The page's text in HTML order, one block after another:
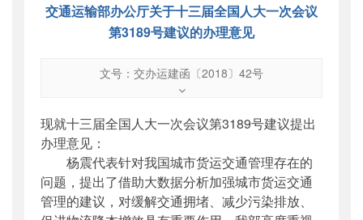
交通运输部办公厅关于十三届全国人大一次会议
第3189号建议的办理意见
文号：交办运建函〔2018〕42号
交办运建函〔2018〕42号
公开日期：2018年10月25日
主题词 ：
十三届全国人大一次会议
机构分类：运输服务司
主题分类
：公众参与
公文类型：部办公厅函
现就十三届全国人大一次会议第3189号建议提出
办理意见：
杨震代表针对我国城市货运交通管理存在的
问题，提出了借助大数据分析加强城市货运交通
管理的建议，对缓解交通拥堵、减少污染排放、